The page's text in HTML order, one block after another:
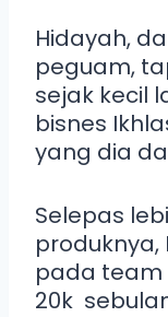
Hidayah,
peguam,
sejak kecil
bisnes
yang dia
Selepas
produknya,
pada team
20k